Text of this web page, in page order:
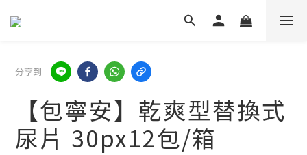
分享到
【包寧安】乾爽型替換式
尿片 30px12包/箱